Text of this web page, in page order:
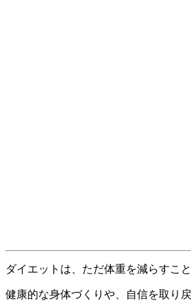
ダイエットは、ただ体重を減らすこ
健康的な身体づくりや、自信を取り